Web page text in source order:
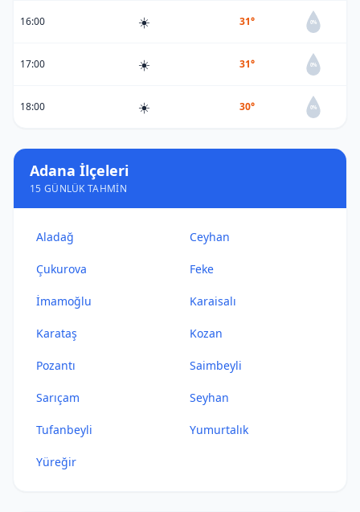
16:00 ☀️ 31° 0%
17:00 ☀️ 31° 0%
18:00 ☀️ 30° 0%
Adana İlçeleri
15 GÜNLÜK TAHMIN
Aladağ Ceyhan
Çukurova Feke
İmamoğlu Karaisalı
Karataş Kozan
Pozantı Saimbeyli
Sarıçam Seyhan
Tufanbeyli Yumurtalık
Yüreğir